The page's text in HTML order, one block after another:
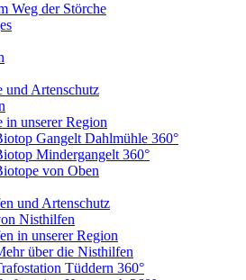
Weg der Störche
und Artenschutz
in unserer Region
Gangelt Dahlmühle 360°
Mindergangelt 360°
von Oben
und Artenschutz
Nisthilfen
in unserer Region
über die Nisthilfen
Tüddern 360°